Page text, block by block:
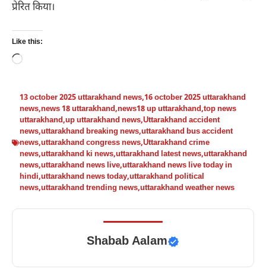
प्रेरित किया।
Like this:
Loading…
13 october 2025 uttarakhand news,16 october 2025 uttarakhand
news,news 18 uttarakhand,news18 up uttarakhand,top news
uttarakhand,up uttarakhand news,Uttarakhand accident
news,uttarakhand breaking news,uttarakhand bus accident
news,uttarakhand congress news,Uttarakhand crime
news,uttarakhand ki news,uttarakhand latest news,uttarakhand
news,uttarakhand news live,uttarakhand news live today in
hindi,uttarakhand news today,uttarakhand political
news,uttarakhand trending news,uttarakhand weather news
Shabab Aalam